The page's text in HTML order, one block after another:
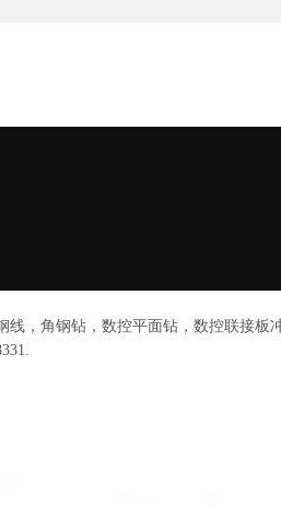
线，角钢钻，数控平面钻，数控联接板